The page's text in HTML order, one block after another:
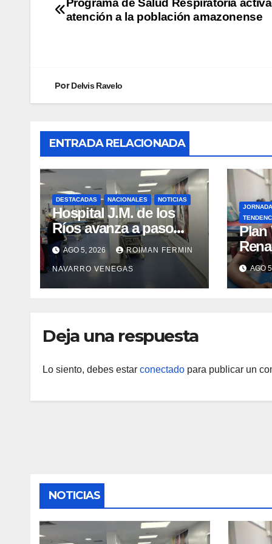
Programa de Salud Respiratoria
atención a la población amazonense
PorDelvis Ravelo
ENTRADA RELACIONADA
DESTACADAS NACIONALES NOTICIAS
Hospital J.M. de los
Ríos avanza a paso
firme en su
recuperación tras los
recientes eventos
sísmicos
AGO 5, 2026 ROIMAN FERMIN
NAVARRO VENEGAS
​Plan
AGO
Deja una respuesta
Lo siento, debes estar conectado para publicar un
NOTICIAS